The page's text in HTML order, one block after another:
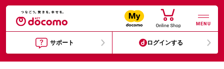
MENU
サポート ログインする